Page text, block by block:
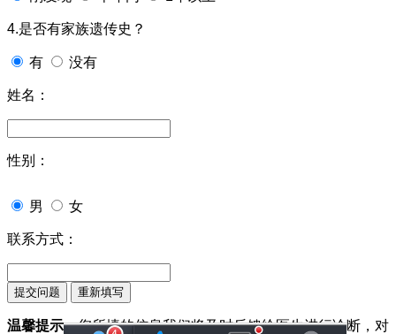
4.是否有家族遗传史？
有 没有
姓名：
性别：
男 女
联系方式：
温馨提示：您所填的信息我们将及时反馈给医生进行诊断，对